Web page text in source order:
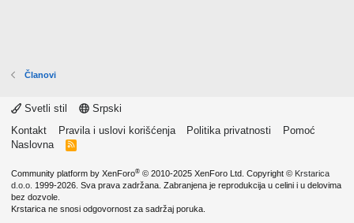
Članovi
Svetli stil
Srpski
Kontakt
Pravila i uslovi korišćenja Politika privatnosti
Pomoć
Naslovna
R
Community platform by XenForo® © 2010-2025 XenForo Ltd. Copyright © Krstarica
d.o.o. 1999-2026. Sva prava zadržana. Zabranjena je reprodukcija u celini i u delovima
bez dozvole.
Krstarica ne snosi odgovornost za sadržaj poruka.